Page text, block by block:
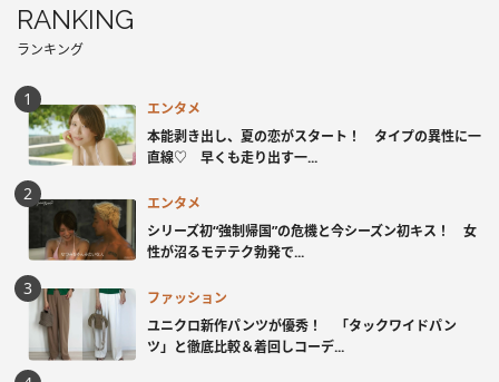
RANKING
ランキング
エンタメ
本能剥き出し、夏の恋がスタート！ タイプの異性に一
直線♡ 早くも走り出す一...
エンタメ
シリーズ初“強制帰国”の危機と今シーズン初キス！ 女
性が沼るモテテク勃発で...
ファッション
ユニクロ新作パンツが優秀！ 「タックワイドパン
ツ」と徹底比較＆着回しコーデ...